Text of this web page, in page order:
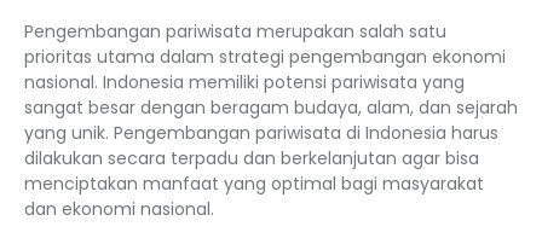
Pengembangan pariwisata merupakan salah satu
prioritas utama dalam strategi pengembangan ekonomi
nasional. Indonesia memiliki potensi pariwisata yang
sangat besar dengan beragam budaya, alam, dan sejarah
yang unik. Pengembangan pariwisata di Indonesia harus
dilakukan secara terpadu dan berkelanjutan agar bisa
menciptakan manfaat yang optimal bagi masyarakat
dan ekonomi nasional.